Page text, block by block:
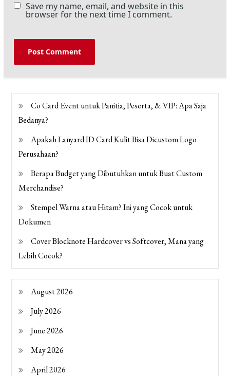
Save my name, email, and website in this
browser for the next time I comment.
Co Card Event untuk Panitia, Peserta, & VIP: Apa Saja
Bedanya?
Apakah Lanyard ID Card Kulit Bisa Dicustom Logo
Perusahaan?
Berapa Budget yang Dibutuhkan untuk Buat Custom
Merchandise?
Stempel Warna atau Hitam? Ini yang Cocok untuk
Dokumen
Cover Blocknote Hardcover vs Softcover, Mana yang
Lebih Cocok?
August 2026
July 2026
June 2026
May 2026
April 2026